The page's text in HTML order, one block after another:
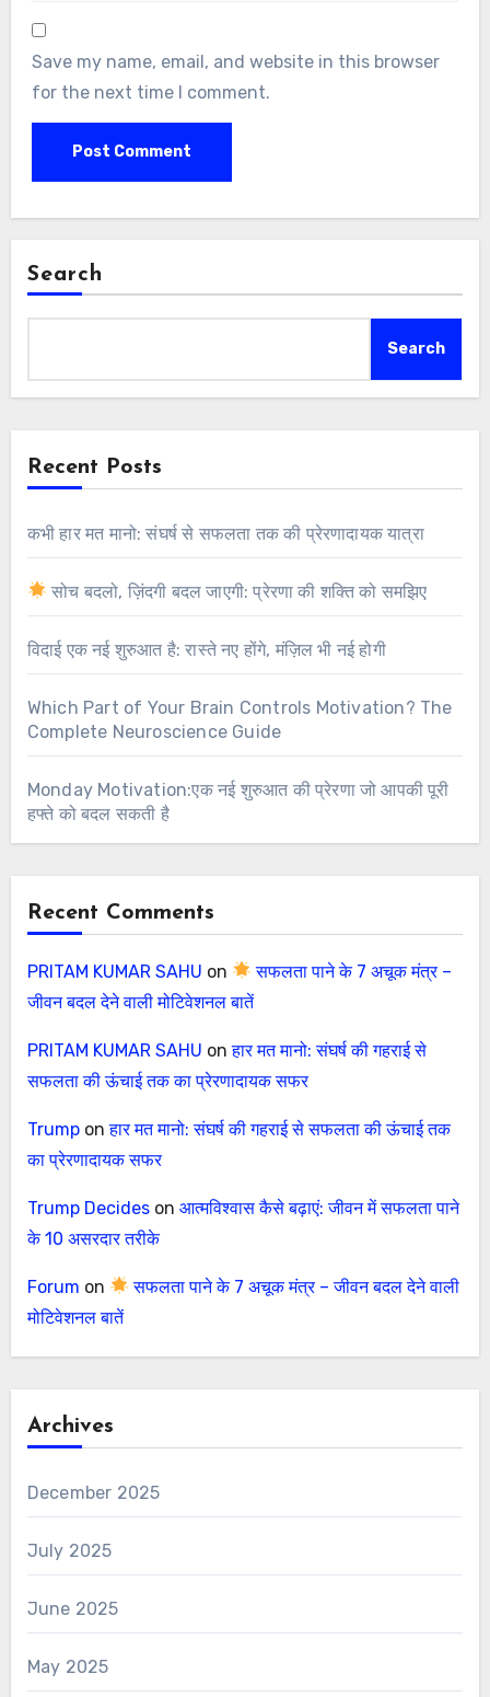
Save my name, email, and website in this browser
for the next time I comment.
Search
Search
Recent Posts
कभी हार मत मानो: संघर्ष से सफलता तक की प्रेरणादायक यात्रा
सोच बदलो, ज़िंदगी बदल जाएगी: प्रेरणा की शक्ति को समझिए
विदाई एक नई शुरुआत है: रास्ते नए होंगे, मंज़िल भी नई होगी
Which Part of Your Brain Controls Motivation? The
Complete Neuroscience Guide
Monday Motivation:एक नई शुरुआत की प्रेरणा जो आपकी पूरी
हफ्ते को बदल सकती है
Recent Comments
PRITAM KUMAR SAHU on
सफलता पाने के 7 अचूक मंत्र –
जीवन बदल देने वाली मोटिवेशनल बातें
PRITAM KUMAR SAHU onहार मत मानो: संघर्ष की गहराई से
सफलता की ऊंचाई तक का प्रेरणादायक सफर
Trumponहार मत मानो: संघर्ष की गहराई से सफलता की ऊंचाई तक
का प्रेरणादायक सफर
Trump Decideson आत्मविश्वास कैसे बढ़ाएं: जीवन में सफलता पाने
के 10 असरदार तरीके
Forum on
सफलता पाने के 7 अचूक मंत्र – जीवन बदल देने वाली
मोटिवेशनल बातें
Archives
December 2025
July 2025
June 2025
May 2025